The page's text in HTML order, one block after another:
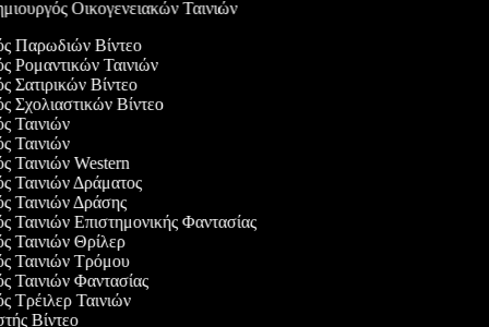
Οικογενειακών Ταινιών
Παρωδιών Βίντεο
Ρομαντικών Ταινιών
Σατιρικών Βίντεο
Σχολιαστικών Βίντεο
Ταινιών
Ταινιών
Ταινιών Western
Ταινιών Δράματος
Ταινιών Δράσης
Ταινιών Επιστημονικής Φαντασίας
Ταινιών Θρίλερ
Ταινιών Τρόμου
Ταινιών Φαντασίας
Τρέιλερ Ταινιών
Βίντεο